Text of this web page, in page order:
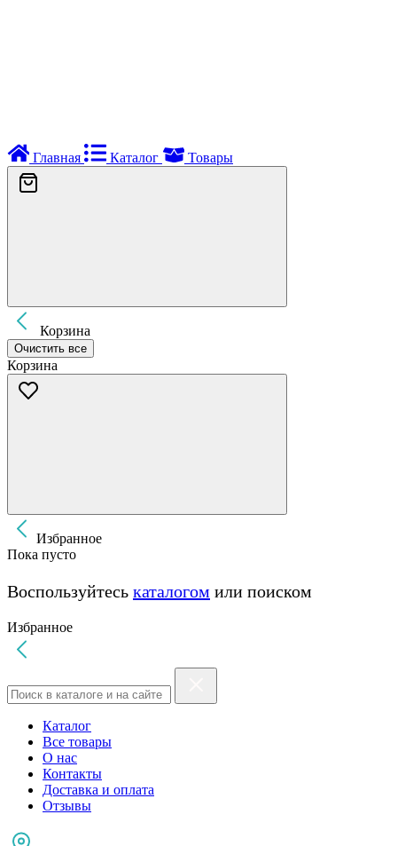
Главная Каталог Товары
Корзина
Очистить все
Корзина
Избранное
Пока пусто
Воспользуйтесь каталогом или поиском
Избранное
Каталог
Все товары
О нас
Контакты
Доставка и оплата
Отзывы